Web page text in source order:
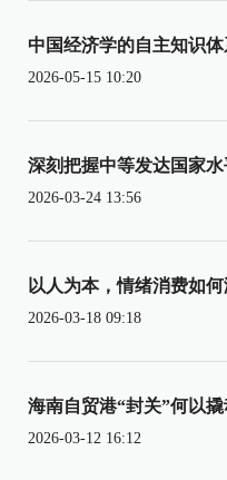
中国经济学的自主知识
2026-05-15 10:20
深刻把握中等发达国家
2026-03-24 13:56
以人为本，情绪消费如
2026-03-18 09:18
海南自贸港“封关”何以
2026-03-12 16:12